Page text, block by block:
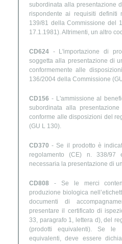
subordinata alla presentazione
rispondente ai requisiti definiti
139/81 della Commissione del
17.1.1981). Altrimenti, un altro
CD624 - L'importazione di
soggetta alla presentazione di
conformemente alle
136/2004 della Commissione
CD156 - L'ammissione al
subordinata alla
conforme alle disposizioni del
(GU L 130).
CD370 - Se il prodotto è
regolamento (CE) n. 338/97
necessaria la presentazione di
CD808 - Se le merci
produzione biologica
documenti di
presentare il certificato di
33, paragrafo 1, lettera d), del
(prodotti equivalenti). Se le
equivalenti, deve essere